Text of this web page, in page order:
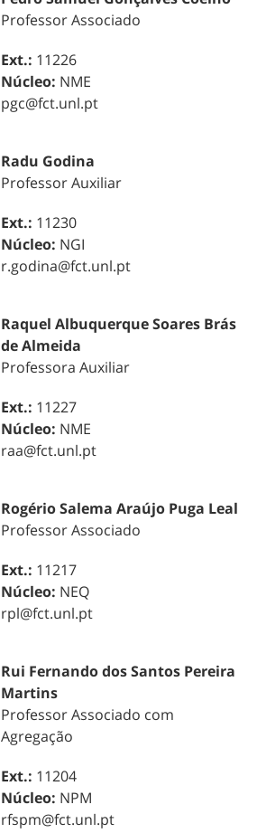
Professor Associado
Ext.: 11226
Núcleo: NME
pgc@fct.unl.pt
Radu Godina
Professor Auxiliar
Ext.: 11230
Núcleo: NGI
r.godina@fct.unl.pt
Raquel Albuquerque Soares Brás
de Almeida
Professora Auxiliar
Ext.: 11227
Núcleo: NME
raa@fct.unl.pt
Rogério Salema Araújo Puga Leal
Professor Associado
Ext.: 11217
Núcleo: NEQ
rpl@fct.unl.pt
Rui Fernando dos Santos Pereira
Martins
Professor Associado com
Agregação
Ext.: 11204
Núcleo: NPM
rfspm@fct.unl.pt